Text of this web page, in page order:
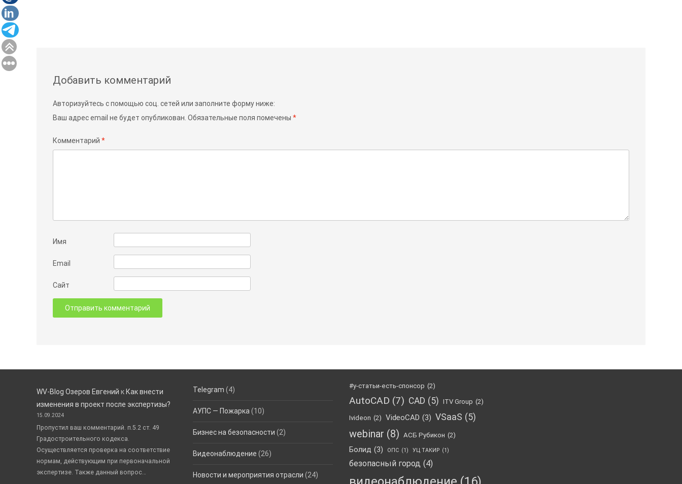
Добавить комментарий
Авторизуйтесь с помощью соц. сетей или заполните форму ниже:
Ваш адрес email не будет опубликован. Обязательные поля помечены *
Комментарий *
Имя
Email
Сайт
WV-Blog Озеров Евгений к Как внести
изменения в проект после экспертизы?
15.09.2024
Пропустил ваш комментарий. п.5.2 ст. 49
Градостроительного кодекса.
Осуществляется проверка на соответствие
нормам, действующим при первоначальной
экспертизе. Также данный вопрос…
Telegram (4)
АУПС — Пожарка (10)
Бизнес на безопасности (2)
Видеонаблюдение (26)
Новости и мероприятия отрасли (24)
#у-статьи-есть-спонсор (2)
AutoCAD (7) CAD (5) ITV Group (2)
Ivideon (2) VideoCAD (3) VSaaS (5)
webinar (8) АСБ Рубикон (2)
Болид (3) ОПС (1) УЦ ТАКИР (1)
безопасный город (4)